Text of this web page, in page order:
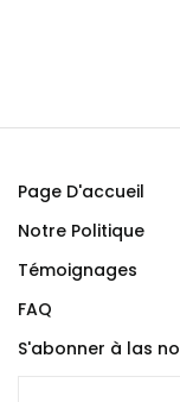
Page D'accueil
Notre Politique
Témoignages
FAQ
S'abonner à las